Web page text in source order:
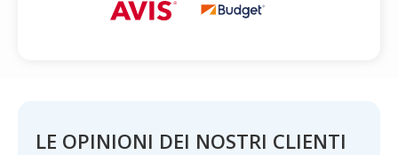
LE OPINIONI DEI NOSTRI CLIENTI